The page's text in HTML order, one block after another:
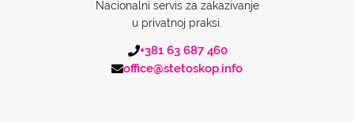
Nacionalni servis za zakazivanje
u privatnoj praksi.
+381 63 687 460
office@stetoskop.info